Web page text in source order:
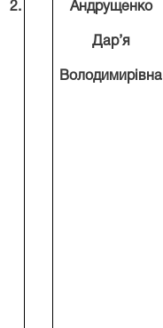
2. Андрущенко
Дар’я
Володимирівна